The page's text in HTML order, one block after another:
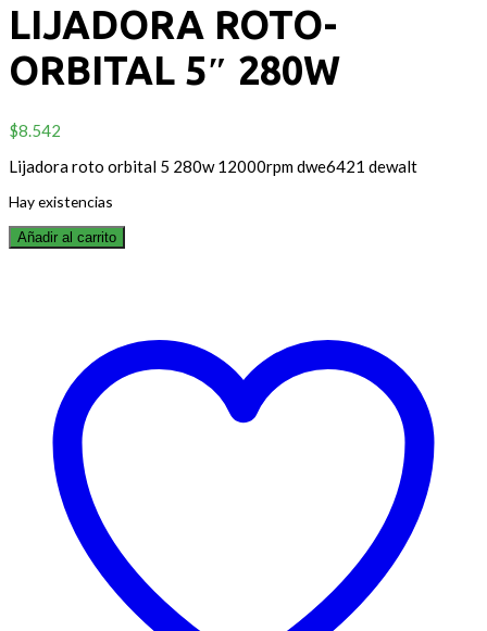
LIJADORA ROTO-
ORBITAL 5″ 280W
$8.542
Lijadora roto orbital 5 280w 12000rpm dwe6421 dewalt
Hay existencias
Añadir al carrito